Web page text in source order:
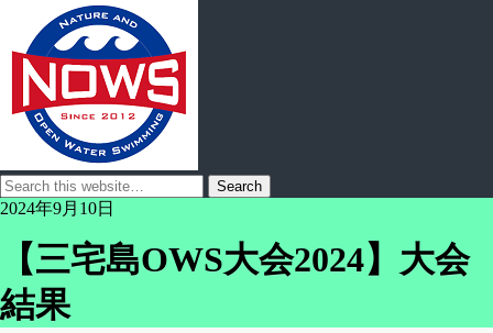
2024年9月10日
【三宅島OWS大会2024】大会
結果